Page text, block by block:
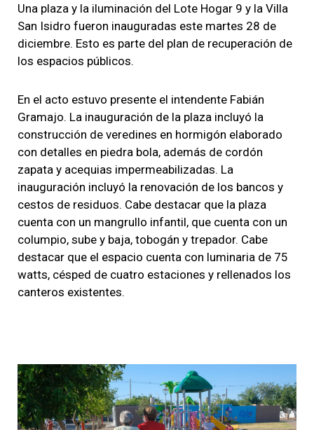
Una plaza y la iluminación del Lote Hogar 9 y la Villa
San Isidro fueron inauguradas este martes 28 de
diciembre. Esto es parte del plan de recuperación de
los espacios públicos.
En el acto estuvo presente el intendente Fabián
Gramajo. La inauguración de la plaza incluyó la
construcción de veredines en hormigón elaborado
con detalles en piedra bola, además de cordón
zapata y acequias impermeabilizadas. La
inauguración incluyó la renovación de los bancos y
cestos de residuos. Cabe destacar que la plaza
cuenta con un mangrullo infantil, que cuenta con un
columpio, sube y baja, tobogán y trepador. Cabe
destacar que el espacio cuenta con luminaria de 75
watts, césped de cuatro estaciones y rellenados los
canteros existentes.